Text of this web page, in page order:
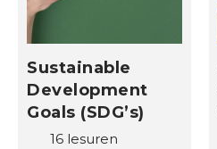
Sustainable
Development
Goals (SDG’s)
16 lesuren